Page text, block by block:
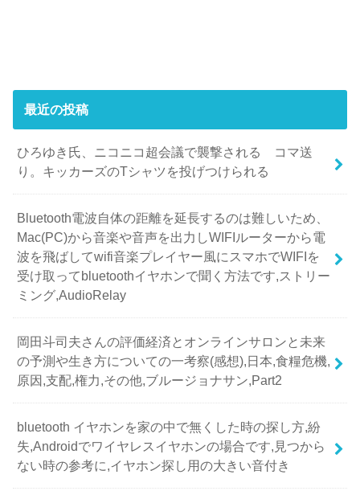
最近の投稿
ひろゆき氏、ニコニコ超会議で襲撃される コマ送
り。キッカーズのTシャツを投げつけられる
Bluetooth電波自体の距離を延長するのは難しいため、
Mac(PC)から音楽や音声を出力しWIFIルーターから電
波を飛ばしてwifi音楽プレイヤー風にスマホでWIFIを
受け取ってbluetoothイヤホンで聞く方法です,ストリー
ミング,AudioRelay
岡田斗司夫さんの評価経済とオンラインサロンと未来
の予測や生き方についての一考察(感想),日本,食糧危機,
原因,支配,権力,その他,ブルージョナサン,Part2
bluetooth イヤホンを家の中で無くした時の探し方,紛
失,Androidでワイヤレスイヤホンの場合です,見つから
ない時の参考に,イヤホン探し用の大きい音付き